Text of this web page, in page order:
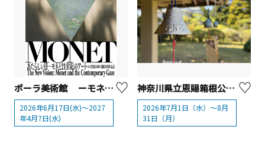
ポーラ美術館 ーモネ没後100年・開館25周年記念『あたらしい目ーモネと21世紀のアート』展
2026年6月17日(水)～2027
年4月7日(水)
神奈川県立恩賜箱根公園 夏イベント「coちゃんenちゃんを探そう！」と「昔遊び」
2026年7月1日（水）～8月
31日（月）